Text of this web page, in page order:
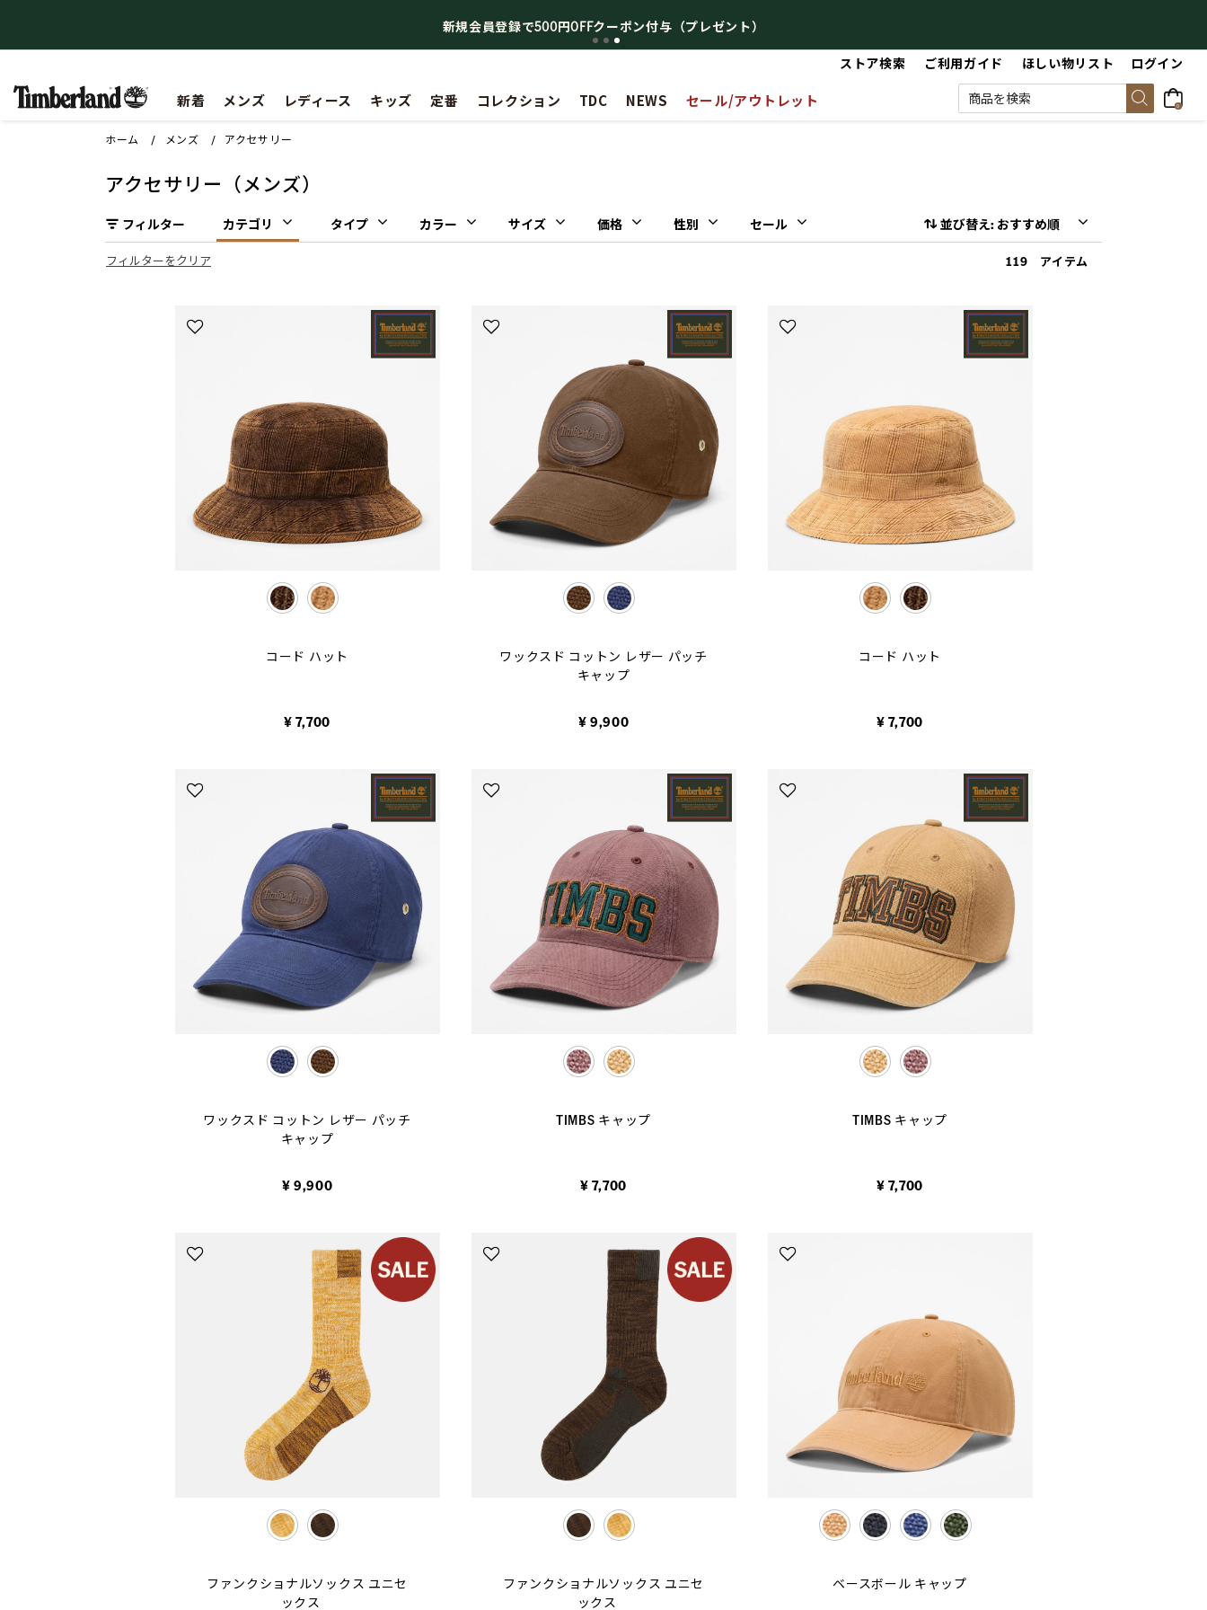
新規会員登録で500円OFFクーポン付与（プレゼント）
ストア検索 ご利用ガイド ほしい物リスト ログイン
0
新着 メンズ レディース キッズ 定番 コレクション TDC NEWS セール/アウトレット
ホーム メンズ アクセサリー
アクセサリー（メンズ）
119 アイテム
並び替え: おすすめ順
フィルター カテゴリ タイプ カラー サイズ 価格 性別 セール
フィルターをクリア
selected
コード ハット
¥ 7,700
selected
ワックスド コットン レザー パッチ
キャップ
¥ 9,900
selected
コード ハット
¥ 7,700
selected
ワックスド コットン レザー パッチ
キャップ
¥ 9,900
selected
TIMBS キャップ
¥ 7,700
selected
TIMBS キャップ
¥ 7,700
selected
ファンクショナルソックス ユニセ
ックス
selected
ファンクショナルソックス ユニセ
ックス
selected
ベースボール キャップ